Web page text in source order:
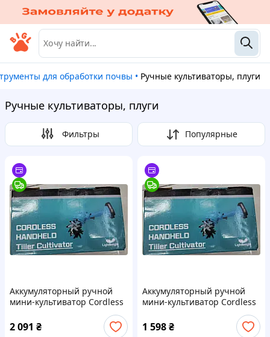
для обработки почвы • Ручные культиваторы, плуги
Ручные культиваторы, плуги
Фильтры Популярные
Аккумуляторный ручной
мини-культиватор Cordless
Handheld Tiller Cultivator,
голубой YU227
2 091 ₴
Аккумуляторный ручной
мини-культиватор Cordless
Handheld Tiller Cultivator,
голубой SN27
1 598₴